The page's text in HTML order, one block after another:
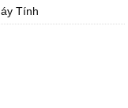
Tính